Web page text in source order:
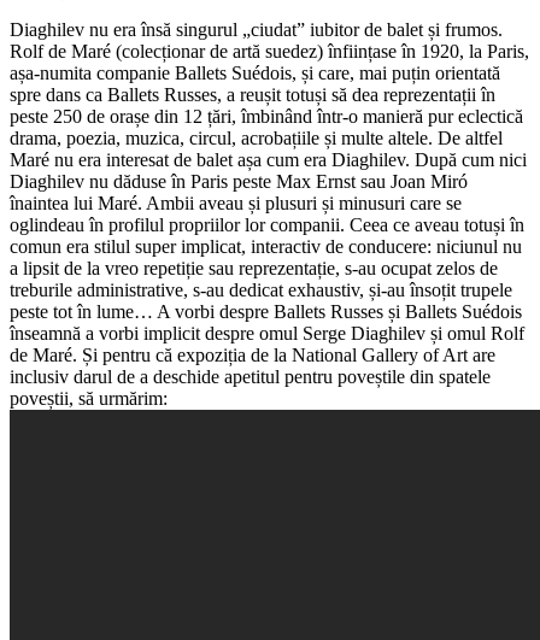
Diaghilev nu era însă singurul „ciudat” iubitor de balet și frumos.
Rolf de Maré (colecționar de artă suedez) înființase în 1920, la Paris,
așa-numita companie Ballets Suédois, și care, mai puțin orientată
spre dans ca Ballets Russes, a reușit totuși să dea reprezentații în
peste 250 de orașe din 12 țări, îmbinând într-o manieră pur eclectică
drama, poezia, muzica, circul, acrobațiile și multe altele. De altfel
Maré nu era interesat de balet așa cum era Diaghilev. După cum nici
Diaghilev nu dăduse în Paris peste Max Ernst sau Joan Miró
înaintea lui Maré. Ambii aveau și plusuri și minusuri care se
oglindeau în profilul propriilor lor companii. Ceea ce aveau totuși în
comun era stilul super implicat, interactiv de conducere: niciunul nu
a lipsit de la vreo repetiție sau reprezentație, s-au ocupat zelos de
treburile administrative, s-au dedicat exhaustiv, și-au însoțit trupele
peste tot în lume… A vorbi despre Ballets Russes și Ballets Suédois
înseamnă a vorbi implicit despre omul Serge Diaghilev și omul Rolf
de Maré. Și pentru că expoziția de la National Gallery of Art are
inclusiv darul de a deschide apetitul pentru poveștile din spatele
poveștii, să urmărim: